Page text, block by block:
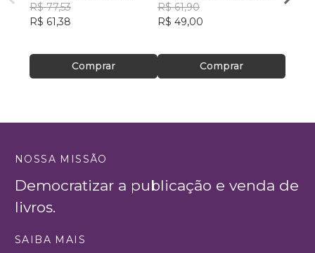
R$ 77,53
R$ 61,38
Comprar
R$ 61,90
R$ 49,00
Comprar
R$
NOSSA MISSÃO
Democratizar a publicação e venda de
livros.
SAIBA MAIS